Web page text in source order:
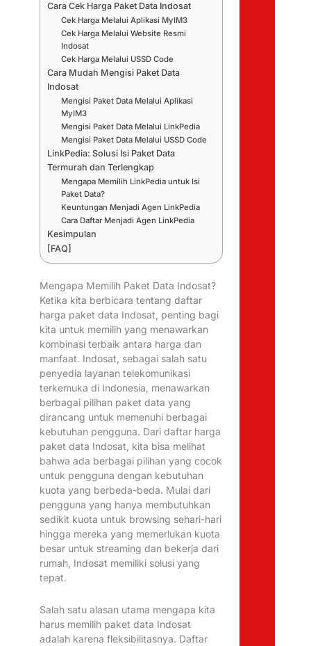
Cara Cek Harga Paket Data Indosat
Cek Harga Melalui Aplikasi MyIM3
Cek Harga Melalui Website Resmi
Indosat
Cek Harga Melalui USSD Code
Cara Mudah Mengisi Paket Data
Indosat
Mengisi Paket Data Melalui Aplikasi
MyIM3
Mengisi Paket Data Melalui LinkPedia
Mengisi Paket Data Melalui USSD Code
LinkPedia: Solusi Isi Paket Data
Termurah dan Terlengkap
Mengapa Memilih LinkPedia untuk Isi
Paket Data?
Keuntungan Menjadi Agen LinkPedia
Cara Daftar Menjadi Agen LinkPedia
Kesimpulan
[FAQ]
Mengapa Memilih Paket Data Indosat?
Ketika kita berbicara tentang daftar
harga paket data Indosat, penting bagi
kita untuk memilih yang menawarkan
kombinasi terbaik antara harga dan
manfaat. Indosat, sebagai salah satu
penyedia layanan telekomunikasi
terkemuka di Indonesia, menawarkan
berbagai pilihan paket data yang
dirancang untuk memenuhi berbagai
kebutuhan pengguna. Dari daftar harga
paket data Indosat, kita bisa melihat
bahwa ada berbagai pilihan yang cocok
untuk pengguna dengan kebutuhan
kuota yang berbeda-beda. Mulai dari
pengguna yang hanya membutuhkan
sedikit kuota untuk browsing sehari-hari
hingga mereka yang memerlukan kuota
besar untuk streaming dan bekerja dari
rumah, Indosat memiliki solusi yang
tepat.
Salah satu alasan utama mengapa kita
harus memilih paket data Indosat
adalah karena fleksibilitasnya. Daftar